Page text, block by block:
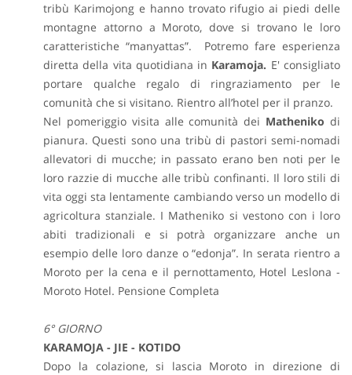
tribù Karimojong e hanno trovato rifugio ai piedi delle
montagne attorno a Moroto, dove si trovano le loro
caratteristiche “manyattas”. Potremo fare esperienza
diretta della vita quotidiana in Karamoja. E' consigliato
portare qualche regalo di ringraziamento per le
comunità che si visitano. Rientro all’hotel per il pranzo.
Nel pomeriggio visita alle comunità dei Matheniko di
pianura. Questi sono una tribù di pastori semi-nomadi
allevatori di mucche; in passato erano ben noti per le
loro razzie di mucche alle tribù confinanti. Il loro stili di
vita oggi sta lentamente cambiando verso un modello di
agricoltura stanziale. I Matheniko si vestono con i loro
abiti tradizionali e si potrà organizzare anche un
esempio delle loro danze o “edonja”. In serata rientro a
Moroto per la cena e il pernottamento, Hotel Leslona -
Moroto Hotel. Pensione Completa
6° GIORNO
KARAMOJA - JIE - KOTIDO
Dopo la colazione, si lascia Moroto in direzione di